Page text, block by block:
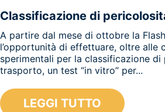
Classificazione di
A partire dal mese di ottobre la
l’opportunità di effettuare, oltre alle
sperimentali per la classificazione
trasporto, un test “in vitro” per...
LEGGI TUTTO